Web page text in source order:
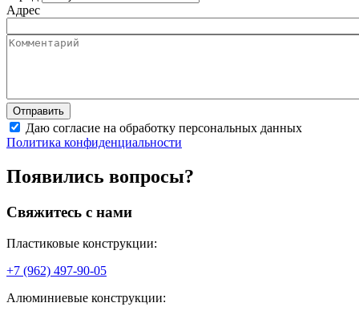
Адрес
Даю согласие на обработку персональных данных
Политика конфиденциальности
Появились вопросы?
Свяжитесь с нами
Пластиковые конструкции:
+7 (962) 497-90-05
Алюминиевые конструкции: